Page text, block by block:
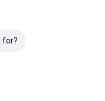
for?